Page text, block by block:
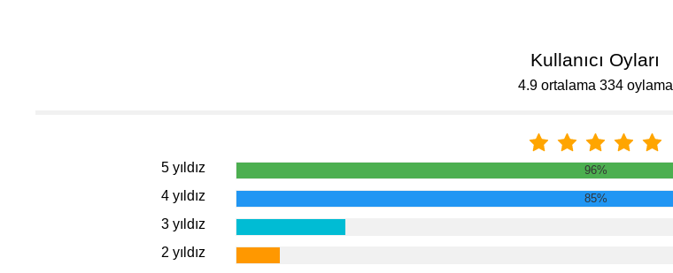
Kullanıcı Oyları
4.9 ortalama 334 oylama
5 yıldız 96%
4 yıldız
85%
3 yıldız
2 yıldız